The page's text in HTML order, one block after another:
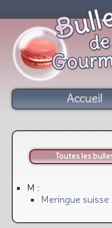
Accueil
Toutes les
M :
Meringue suisse